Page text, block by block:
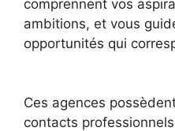
comprennent vos
ambitions, et vous
opportunités qui
Ces agences
contacts